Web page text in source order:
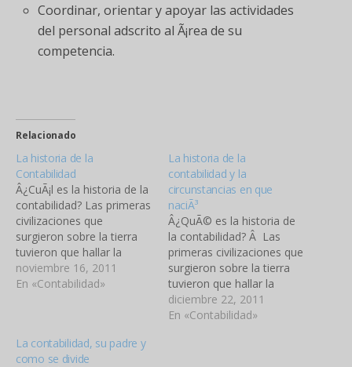
Coordinar, orientar y apoyar las actividades
del personal adscrito al Ã¡rea de su
competencia.
Relacionado
La historia de la
Contabilidad
Â¿CuÃ¡l es la historia de la
contabilidad? Las primeras
civilizaciones que
surgieron sobre la tierra
tuvieron que hallar la
manera de dejar
constancia de
demasiada frecuencia y
eran demasiado
noviembre 16, 2011
En «Contabilidad»
La historia de la
contabilidad y la
circunstancias en que
naciÃ³
Â¿QuÃ© es la historia de
la contabilidad? Â Las
primeras civilizaciones que
surgieron sobre la tierra
tuvieron que hallar la
manera de dejar
constancia de
diciembre 22, 2011
En «Contabilidad»
La contabilidad, su padre y
como se divide